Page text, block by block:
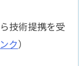
技術提携を受
ク）